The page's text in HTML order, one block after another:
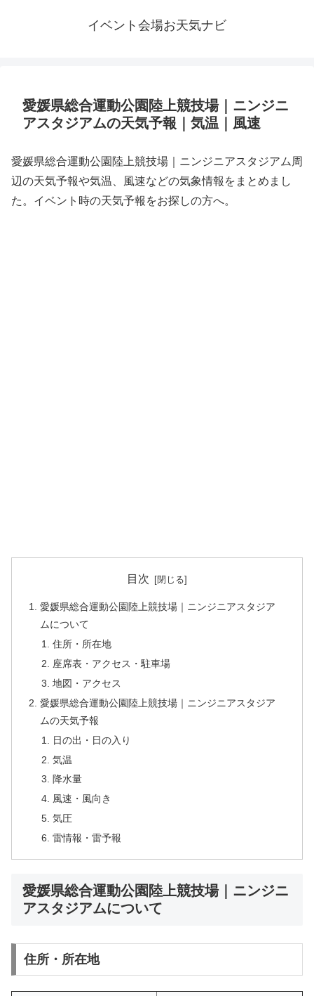
イベント会場お天気ナビ
愛媛県総合運動公園陸上競技場｜ニンジニ
アスタジアムの天気予報｜気温｜風速
愛媛県総合運動公園陸上競技場｜ニンジニアスタジアム周
辺の天気予報や気温、風速などの気象情報をまとめまし
た。イベント時の天気予報をお探しの方へ。
目次
愛媛県総合運動公園陸上競技場｜ニンジニアスタジア
ムについて
住所・所在地
座席表・アクセス・駐車場
地図・アクセス
愛媛県総合運動公園陸上競技場｜ニンジニアスタジア
ムの天気予報
日の出・日の入り
気温
降水量
風速・風向き
気圧
雷情報・雷予報
愛媛県総合運動公園陸上競技場｜ニンジニ
アスタジアムについて
住所・所在地